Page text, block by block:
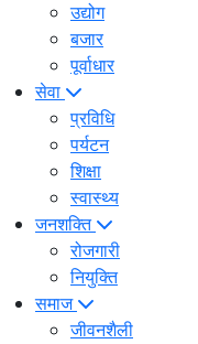
उद्योग
बजार
पूर्वाधार
सेवा
प्रविधि
पर्यटन
शिक्षा
स्वास्थ्य
जनशक्ति
रोजगारी
नियुक्ति
समाज
जीवनशैली